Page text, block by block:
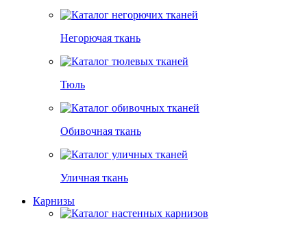
Негорючая ткань
Тюль
Обивочная ткань
Уличная ткань
Карнизы